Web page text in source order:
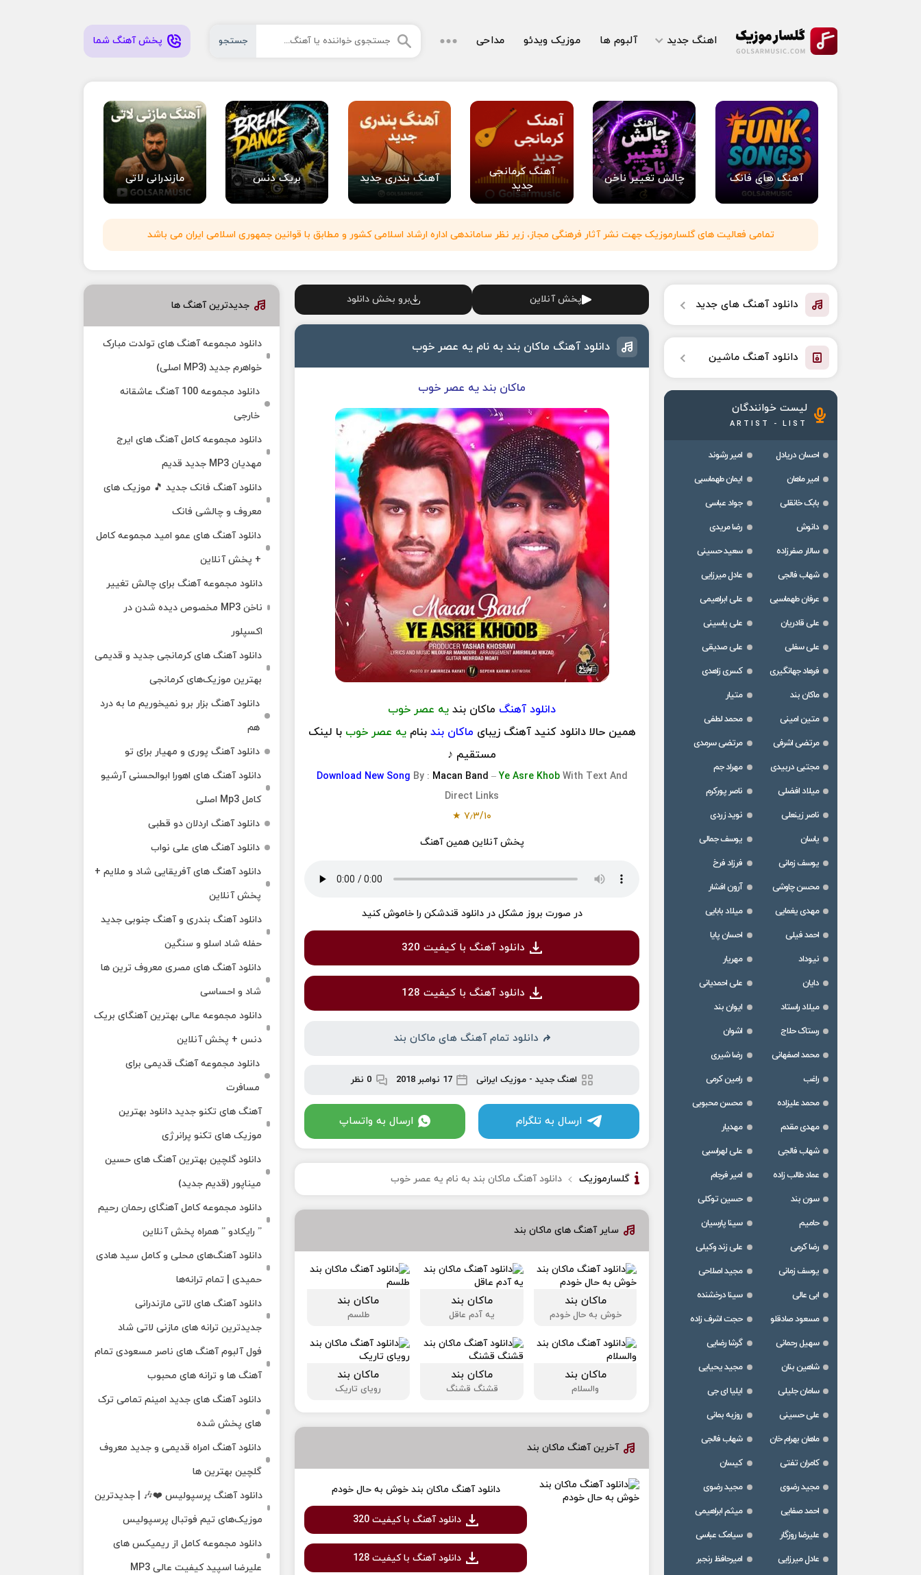
اهنگ جدید آلبوم ها موزیک ویدئو مداحی جستجو پخش آهنگ شما
آهنگ های فانک چالش تغییر ناخن
آهنگ کرمانجی
جدید
آهنگ بندری جدید بریک دنس مازندرانی لاتی
تمامی فعالیت های گلسارموزیک جهت نشر آثار فرهنگی مجاز، زیر نظر ساماندهی اداره ارشاد اسلامی کشور و مطابق با قوانین جمهوری اسلامی ایران می باشد
پخش آنلاین برو بخش دانلود
دانلود آهنگ ماکان بند به نام یه عصر خوب
ماکان بند یه عصر خوب
دانلود آهنگ ماکان بند یه عصر خوب
همین حالا دانلود کنید آهنگ زیبای ماکان بند بنامیه عصر خوببا لینک
مستقیم ♪
Download New Song By : Macan Band –Ye Asre Khob With Text And
Direct Links
۷٫۳/۱۰
★
پخش آنلاین همین آهنگ
در صورت بروز مشکل در دانلود قندشکن را خاموش کنید
دانلود آهنگ با کیفیت 320
دانلود آهنگ با کیفیت 128
دانلود تمام آهنگ های ماکان بند
اهنگ جدید- موزیک ایرانی 17 نوامبر 2018 0 نظر
ارسال به تلگرام ارسال به واتساپ
گلسارموزیک دانلود آهنگ ماکان بند به نام یه عصر خوب
سایر آهنگ های ماکان بند
ماکان بند
خوش به حال خودم
ماکان بند
یه آدم عاقل
ماکان بند
طلسم
ماکان بند
والسلام
ماکان بند
قشنگ قشنگ
ماکان بند
رویای تاریک
آخرین آهنگ ماکان بند
دانلود آهنگ ماکان بند خوش به حال خودم
دانلود آهنگ با کیفیت 320
دانلود آهنگ با کیفیت 128
دانلود آهنگ های جدید
دانلود آهنگ ماشین
لیست خوانندگان
ARTIST - LIST
احسان دریادل
امیر رشوند
امیر ماهان
ایمان طهماسبی
بابک خانقلی
جواد عباسی
دانوش
رضا مریدی
سالار صفرزاده
سعید حسینی
شهاب فالجی
عادل میرزایی
عرفان طهماسبی
علی ابراهیمی
علی قادریان
علی یاسینی
علی سفلی
علی صدیقی
فرهاد جهانگیری
کسری زاهدی
ماکان بند
متیار
متین امینی
محمد لطفی
مرتضی اشرفی
مرتضی سرمدی
مجتبی دربیدی
مهراد جم
میلاد افضلی
ناصر پورکرم
ناصر زینعلی
نوید زردی
یاسان
یوسف جمالی
یوسف زمانی
فرزاد فرخ
محسن چاوشی
آرون افشار
مهدی یغمایی
میلاد بابایی
احمد فیلی
احسان پایا
نیوداد
مهریار
دایان
علی احمدیانی
میلاد راستاد
ایوان بند
رستاک حلاج
اشوان
محمد اصفهانی
رضا شیری
راغب
رامین کرمی
محمد علیزاده
محسن محبوبی
مهدی مقدم
مهدیار
شهاب فالجی
علی لهراسبی
عماد طالب زاده
امیر فرجام
سون بند
حسین توکلی
حامیم
سینا پارسیان
رضا کرمی
علی زند وکیلی
یوسف زمانی
مجید اصلاحی
ابی عالی
سینا درخشنده
مسعود صادقلو
حجت اشرف زاده
سهیل رحمانی
گرشا رضایی
شاهین بنان
مجید یحیایی
سامان جلیلی
ایلیا ای جی
علی حسینی
روزبه بمانی
ماهان بهرام خان
شهاب فالجی
کامران تفتی
کیسان
مجید رضوی
مجید رضوی
احمد صفایی
میثم ابراهیمی
علیرضا روزگار
سیامک عباسی
عادل میرزایی
امیرحافظ رنجبر
جدیدترین آهنگ ها
دانلود مجموعه آهنگ های تولدت مبارک
خواهرم جدید (MP3 اصلی)
دانلود مجموعه 100 آهنگ عاشقانه
خارجی
دانلود مجموعه کامل آهنگ های ایرج
مهدیان MP3 جدید قدیم
دانلود آهنگ فانک جدید 🎵 موزیک‌ های
معروف و چالشی فانک
دانلود آهنگ های عمو امید مجموعه کامل
+ پخش آنلاین
دانلود مجموعه آهنگ برای چالش تغییر
ناخن MP3 مخصوص دیده شدن در
اکسپلور
دانلود آهنگ‌ های کرمانجی جدید و قدیمی
بهترین موزیک‌های کرمانجی
دانلود آهنگ بزار برو نمیخوریم ما به درد
هم
دانلود آهنگ پوری و مهیار برای تو
دانلود آهنگ های اهورا ابوالحسنی آرشیو
کامل Mp3 اصلی
دانلود آهنگ اردلان دو قطبی
دانلود آهنگ های علی نواب
دانلود آهنگ های آفریقایی شاد و ملایم +
پخش آنلاین
دانلود آهنگ بندری و آهنگ جنوبی جدید
حفله شاد اسلو و سنگین
دانلود آهنگ های مصری معروف ترین ها
شاد و احساسی
دانلود مجموعه عالی بهترین آهنگای بریک
دنس + پخش آنلاین
دانلود مجموعه آهنگ قدیمی برای
مسافرت
آهنگ های تکنو جدید دانلود بهترین
موزیک های تکنو پرانرژی
دانلود گلچین بهترین آهنگ های حسین
میناپور (قدیم جدید)
دانلود مجموعه کامل آهنگای رحمان رحیم
” رایکادو ” همراه پخش آنلاین
دانلود آهنگ‌های محلی و کامل سید هادی
حمیدی | تمام ترانه‌ها
دانلود آهنگ‌ های لاتی مازندرانی
جدیدترین ترانه های مازنی لاتی شاد
فول آلبوم آهنگ‌ های ناصر مسعودی تمام
آهنگ‌ ها و ترانه‌ های محبوب
دانلود آهنگ های جدید امینم تمامی ترک
های پخش شده
دانلود آهنگ امراه قدیمی و جدید معروف
گلچین بهترین ها
دانلود آهنگ پرسپولیس ❤️🎶 | جدیدترین
موزیک‌های تیم فوتبال پرسپولیس
دانلود مجموعه کامل از ریمیکس های
علیرضا اسپید کیفیت عالی MP3